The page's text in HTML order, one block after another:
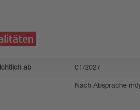
ab 01/2027
Nach Absprache